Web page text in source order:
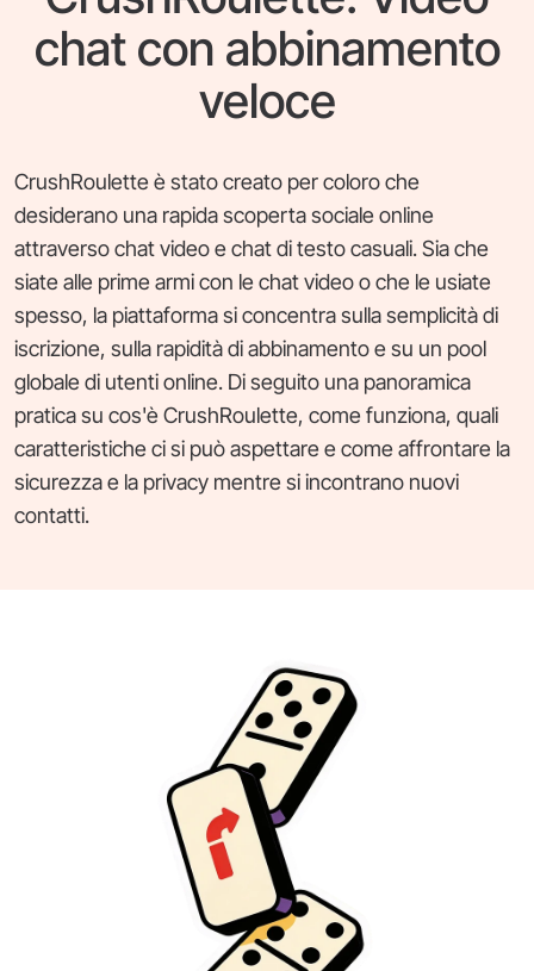
chat con abbinamento
veloce
CrushRoulette è stato creato per coloro che
desiderano una rapida scoperta sociale online
attraverso chat video e chat di testo casuali. Sia che
siate alle prime armi con le chat video o che le usiate
spesso, la piattaforma si concentra sulla semplicità di
iscrizione, sulla rapidità di abbinamento e su un pool
globale di utenti online. Di seguito una panoramica
pratica su cos'è CrushRoulette, come funziona, quali
caratteristiche ci si può aspettare e come affrontare la
sicurezza e la privacy mentre si incontrano nuovi
contatti.